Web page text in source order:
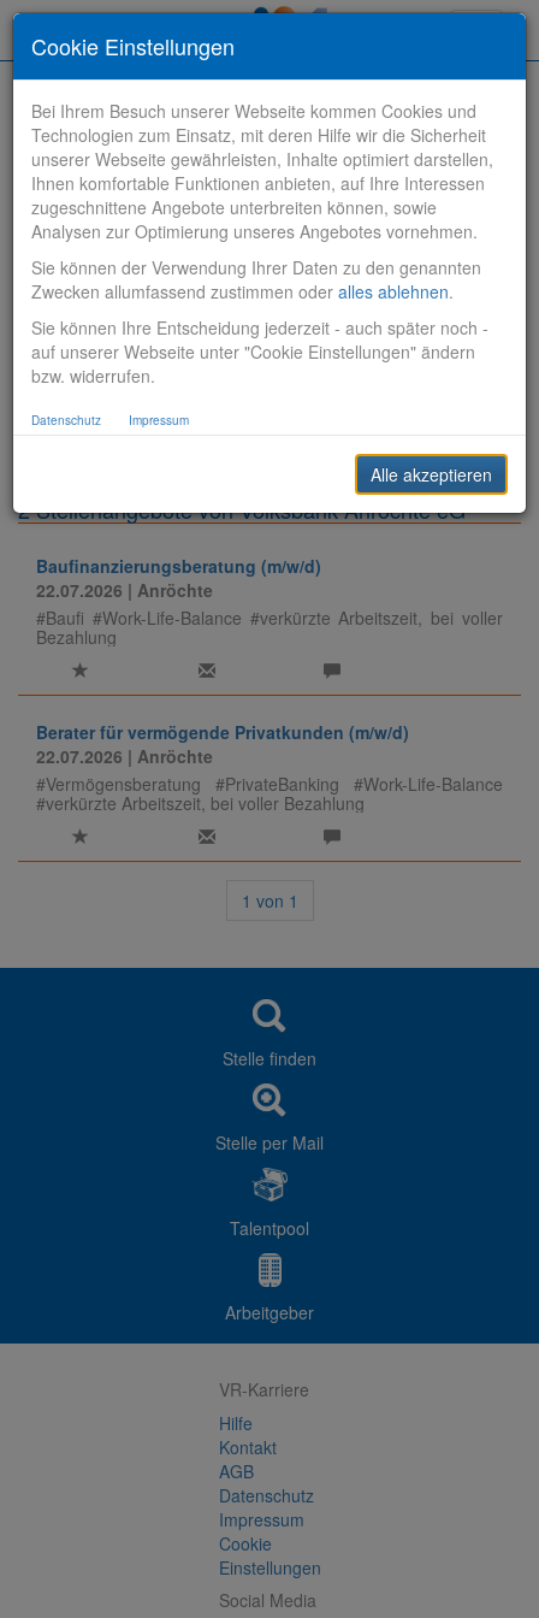
Stelle finden
Vertriebsbank
Produktionsbank
Sonstiges
2 Stellenangebote von Volksbank Anröchte eG
Baufinanzierungsberatung (m/w/d)
22.07.2026 | Anröchte
#Baufi #Work-Life-Balance #verkürzte Arbeitszeit, bei voller
Bezahlung
Berater für vermögende Privatkunden (m/w/d)
22.07.2026 | Anröchte
#Vermögensberatung #PrivateBanking #Work-Life-Balance
#verkürzte Arbeitszeit, bei voller Bezahlung
1 von 1
Stelle finden
Stelle per Mail
Talentpool
Arbeitgeber
VR-Karriere
Hilfe
Kontakt
AGB
Datenschutz
Impressum
Cookie
Einstellungen
Social Media
Cookie Einstellungen
Bei Ihrem Besuch unserer Webseite kommen Cookies und
Technologien zum Einsatz, mit deren Hilfe wir die Sicherheit
unserer Webseite gewährleisten, Inhalte optimiert darstellen,
Ihnen komfortable Funktionen anbieten, auf Ihre Interessen
zugeschnittene Angebote unterbreiten können, sowie
Analysen zur Optimierung unseres Angebotes vornehmen.
Sie können der Verwendung Ihrer Daten zu den genannten
Zwecken allumfassend zustimmen oder alles ablehnen.
Sie können Ihre Entscheidung jederzeit - auch später noch -
auf unserer Webseite unter "Cookie Einstellungen" ändern
bzw. widerrufen.
Datenschutz Impressum
Alle akzeptieren